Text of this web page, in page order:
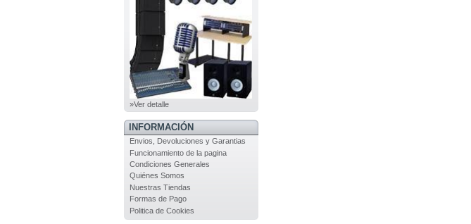
»Ver detalle
INFORMACIÓN
Envios, Devoluciones y Garantias
Funcionamiento de la pagina
Condiciones Generales
Quiénes Somos
Nuestras Tiendas
Formas de Pago
Politica de Cookies